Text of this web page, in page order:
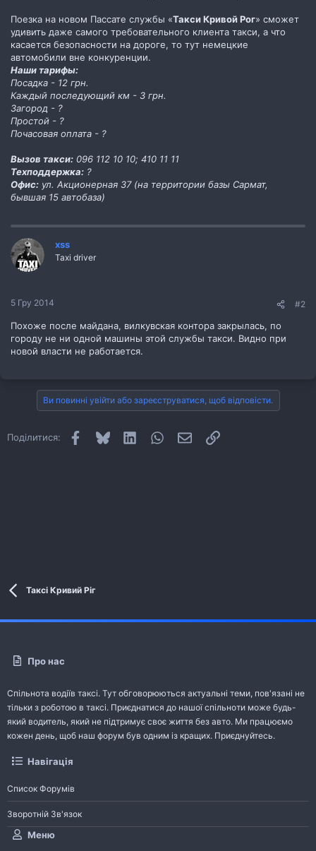
Поезка на новом Пассате службы «Такси Кривой Рог» сможет
удивить даже самого требовательного клиента такси, а что
касается безопасности на дороге, то тут немецкие
автомобили вне конкуренции.
Наши тарифы:
Посадка - 12 грн.
Каждый последующий км - 3 грн.
Загород - ?
Простой - ?
Почасовая оплата - ?
Вызов такси: 096 112 10 10; 410 11 11
Техподдержка: ?
Офис: ул. Акционерная 37 (на территории базы Сармат,
бывшая 15 автобаза)
xss
Taxi driver
5 Гру 2014 #2
Похоже после майдана, вилкувская контора закрылась, по
городу не ни одной машины этой службы такси. Видно при
новой власти не работается.
Ви повинні увійти або зареєструватися, щоб відповісти.
Поділитися: Facebook
Bluesky LinkedInWhatsApp
E-mailПосилання
Таксі Кривий Ріг
Про нас
Спільнота водіїв таксі. Тут обговорюються актуальні теми, пов'язані не
тільки з роботою в таксі. Приєднатися до нашої спільноти може будь-
який водитель, який не підтримує своє життя без авто. Ми працюємо
кожен день, щоб наш форум був одним із кращих. Приєднуйтесь.
Навігація
Список Форумів
Зворотній Зв'язок
Меню